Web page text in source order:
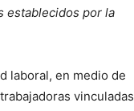
establecidos por la
laboral, en medio de
vinculadas